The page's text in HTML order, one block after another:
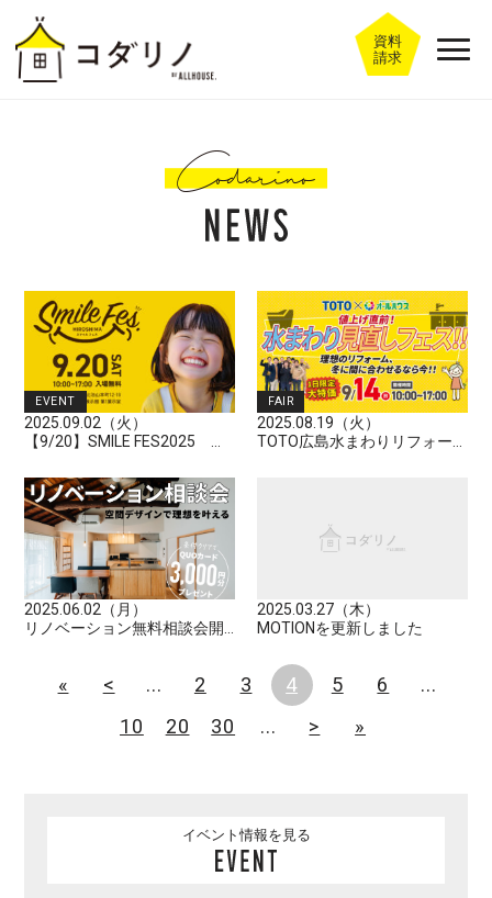
資料
請求
EVENT
2025.09.02（火）
【9/20】SMILE FES2025 ...
FAIR
2025.08.19（火）
TOTO広島水まわりリフォー...
2025.06.02（月）
リノベーション無料相談会開...
2025.03.27（木）
MOTIONを更新しました
« < ... 2 3 4 5 6
...
10
20 30 ... > »
イベント情報を見る